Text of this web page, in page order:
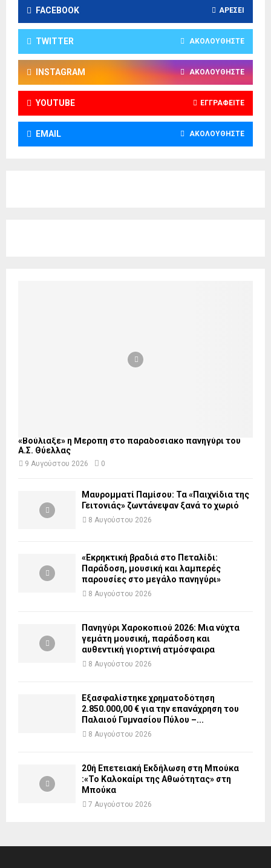
FACEBOOK ΑΡΈΣΕΙ
TWITTER ΑΚΟΛΟΥΘΉΣΤΕ
INSTAGRAM ΑΚΟΛΟΥΘΉΣΤΕ
YOUTUBE ΕΓΓΡΑΦΕΊΤΕ
EMAIL ΑΚΟΛΟΥΘΉΣΤΕ
«Βούλιαξε» η Μερόπη στο παραδοσιακό πανηγύρι του
Α.Σ. Θύελλας
9 Αυγούστου 2026 0
Μαυρομματί Παμίσου: Τα «Παιχνίδια της
Γειτονιάς» ζωντάνεψαν ξανά το χωριό
8 Αυγούστου 2026
«Εκρηκτική βραδιά στο Πεταλίδι:
Παράδοση, μουσική και λαμπερές
παρουσίες στο μεγάλο πανηγύρι»
8 Αυγούστου 2026
Πανηγύρι Χαροκοπιού 2026: Μια νύχτα
γεμάτη μουσική, παράδοση και
αυθεντική γιορτινή ατμόσφαιρα
8 Αυγούστου 2026
Εξασφαλίστηκε χρηματοδότηση
2.850.000,00 € για την επανάχρηση του
Παλαιού Γυμνασίου Πύλου –...
8 Αυγούστου 2026
20ή Επετειακή Εκδήλωση στη Μπούκα
:«Το Καλοκαίρι της Αθωότητας» στη
Μπούκα
7 Αυγούστου 2026